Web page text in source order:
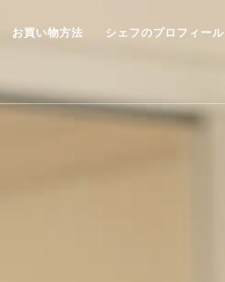
お買い物方法 シェフのプロフィール